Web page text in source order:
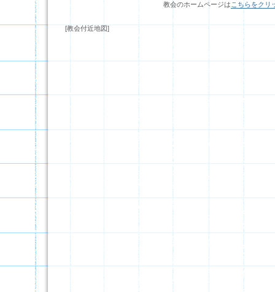
教会のホームページは こちらをクリ
[教会付近地図]